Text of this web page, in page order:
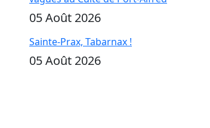
05 Août 2026
Sainte-Prax, Tabarnax !
05 Août 2026